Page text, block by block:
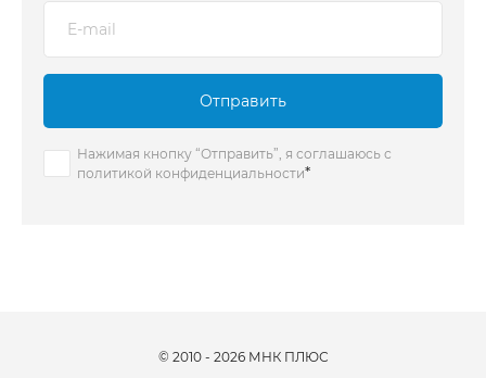
Отправить
Нажимая кнопку “Отправить”, я соглашаюсь с
политикой конфиденциальности*
© 2010 - 2026 МНК ПЛЮС